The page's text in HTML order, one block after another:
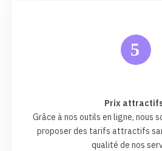
5
Prix
Grâce à nos outils en ligne, nous
proposer des tarifs attractifs
qualité de nos